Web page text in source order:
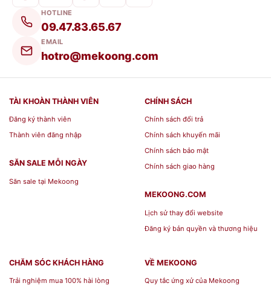
HOTLINE
09.47.83.65.67
EMAIL
hotro@mekoong.com
TÀI KHOÀN THÀNH VIÊN
Đăng ký thành viên
Thành viên đăng nhập
SĂN SALE MỖI NGÀY
Săn sale tại Mekoong
CHÍNH SÁCH
Chính sách đổi trả
Chính sách khuyến mãi
Chính sách bảo mật
Chính sách giao hàng
MEKOONG.COM
Lịch sử thay đổi website
Đăng ký bản quyền và thương hiệu
CHĂM SÓC KHÁCH HÀNG
Trải nghiệm mua 100% hài lòng
VỀ MEKOONG
Quy tắc ứng xử của Mekoong